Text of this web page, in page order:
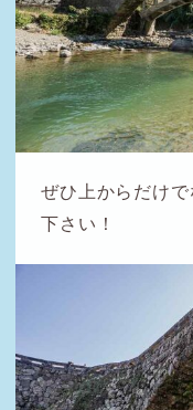
ぜひ上からだけ
下さい！